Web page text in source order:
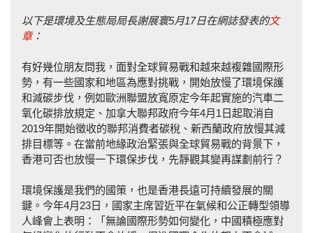
以下是環境及生態局局長謝展寰5月17日在網誌發表的文
章：
有好幾位朋友問我，面對全球貿易戰和越來越複雜國際形
勢，有一些國家和地區為應對挑戰，開始放慢了環境保護
和減碳步伐，例如歐洲聯盟放寬原定今年起實施的汽車二
氧化碳排放規定、加拿大聯邦政府今年4月1日起取消自
2019年開始徵收的聯邦消費者碳稅、新西蘭政府放慢其減
排目標等。在當前地緣政治緊張與全球貿易戰的背景下，
香港可否也放慢一下環保步伐，先靜觀其變再謀劃前行？
環境保護是我們的國策，也是香港長遠可持續發展的關
鍵。今年4月23日，國家主席習近平在氣候和公正轉型領導
人峰會上表明：「無論國際形勢如何變化，中國積極應對